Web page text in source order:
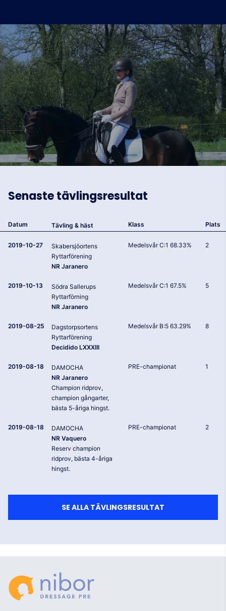
Senaste tävlingsresultat
Datum Tävling & häst Klass Plats
2019-10-27
Skabersjöortens
Ryttarförening
NR Jaranero
Medelsvår C:1 68.33% 2
2019-10-13
Södra Sallerups
Ryttarförning
NR Jaranero
Medelsvår C:1 67.5% 5
2019-08-25
Dagstorpsortens
Ryttarförening
Decidido LXXXIII
Medelsvår B:5 63.29% 8
2019-08-18
DAMOCHA
NR Jaranero
Champion ridprov,
champion gångarter,
bästa 5-åriga hingst.
PRE-championat 1
2019-08-18
DAMOCHA
NR Vaquero
Reserv champion
ridprov, bästa 4-åriga
hingst.
PRE-championat 2
SE ALLA TÄVLINGSRESULTAT